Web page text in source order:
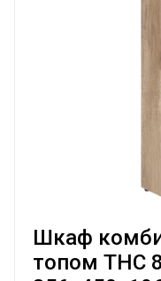
Шкаф
топом THC